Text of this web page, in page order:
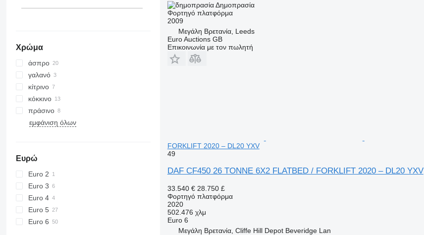
Χρώμα
άσπρο
γαλανό
κίτρινο
κόκκινο
πράσινο
εμφάνιση όλων
Ευρώ
Euro 2
Euro 3
Euro 4
Euro 5
Euro 6
Δημοπρασία
Φορτηγό πλατφόρμα
2009
Μεγάλη Βρετανία, Leeds
Euro Auctions GB
Επικοινωνία με τον πωλητή
FORKLIFT 2020 – DL20 YXV
49
DAF CF450 26 TONNE 6X2 FLATBED / FORKLIFT 2020 – DL20 YXV
33.540 € 28.750 £
Φορτηγό πλατφόρμα
2020
502.476 χλμ
Euro 6
Μεγάλη Βρετανία, Cliffe Hill Depot Beveridge Lan